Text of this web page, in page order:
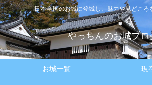
日本全国のお城に登城し、魅力や見どころ
やっちんのお城ブロ
お城一覧 現